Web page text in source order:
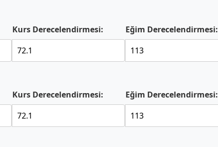
Kurs Derecelendirmesi: Eğim Derecelendirmesi:
Kurs Derecelendirmesi: Eğim Derecelendirmesi: